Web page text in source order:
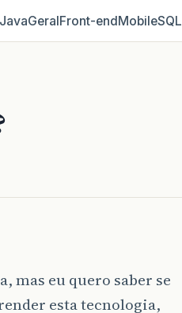
JavaGeralFront‑endMobileSQL
mas eu quero saber se
esta tecnologia,